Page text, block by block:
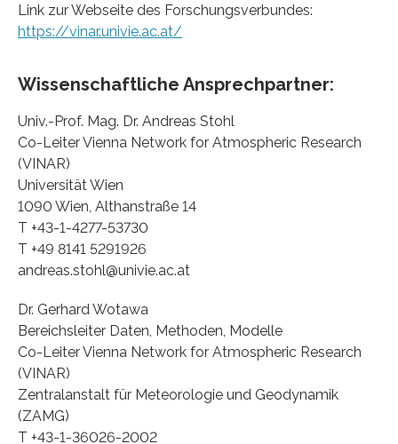
Link zur Webseite des Forschungsverbundes:
https://vinar.univie.ac.at/
Wissenschaftliche Ansprechpartner:
Univ.-Prof. Mag. Dr. Andreas Stohl
Co-Leiter Vienna Network for Atmospheric Research
(VINAR)
Universität Wien
1090 Wien, Althanstraße 14
T +43-1-4277-53730
T +49 8141 5291926
andreas.stohl@univie.ac.at
Dr. Gerhard Wotawa
Bereichsleiter Daten, Methoden, Modelle
Co-Leiter Vienna Network for Atmospheric Research
(VINAR)
Zentralanstalt für Meteorologie und Geodynamik
(ZAMG)
T +43-1-36026-2002